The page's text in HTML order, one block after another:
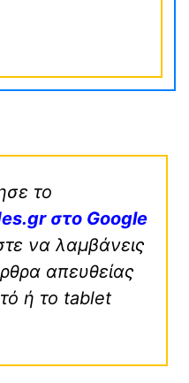
το
στο Google
να λαμβάνεις
απευθείας
ή το tablet